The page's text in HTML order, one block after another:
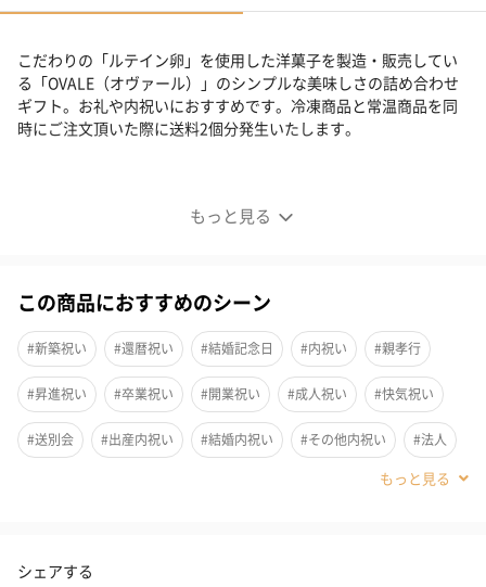
もっと見る
こだわりの「ルテイン卵」を使用した洋菓子を製造・販売してい
る「OVALE（オヴァール）」のシンプルな美味しさの詰め合わせ
ギフト。お礼や内祝いにおすすめです。冷凍商品と常温商品を同
時にご注文頂いた際に送料2個分発生いたします。
この商品におすすめのシーン
#新築祝い #還暦祝い #結婚記念日 #内祝い #親孝行
#昇進祝い #卒業祝い #開業祝い #成人祝い #快気祝い
#送別会 #出産内祝い #結婚内祝い #その他内祝い #法人
#香典返し
#お祝い
シェアする